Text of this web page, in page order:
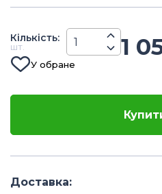
Кiлькiсть:
шт. 1
У обране
Доставка: